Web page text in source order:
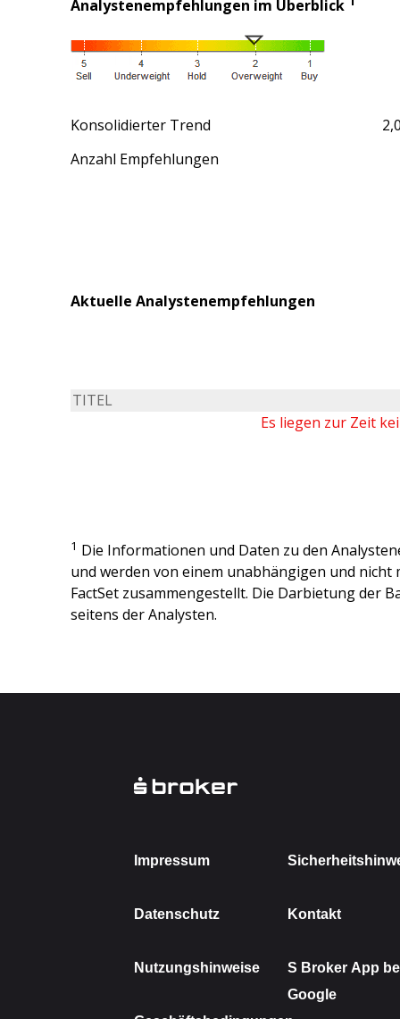
Analystenempfehlungen im Überblick
Konsolidierter Trend
Anzahl Empfehlungen
Aktuelle Analystenempfehlungen
TITEL
Es liegen zur Zeit
1 Die Informationen und Daten zu den
und werden von einem unabhängigen und nicht
FactSet zusammengestellt. Die Darbietung der
seitens der Analysten.